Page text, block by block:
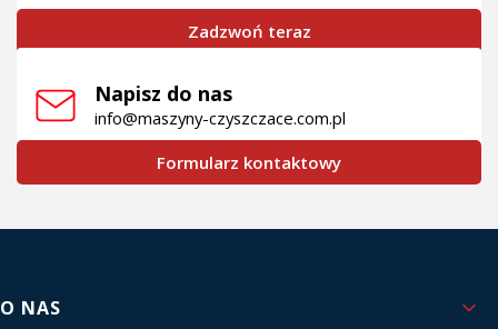
Zadzwoń teraz
Napisz do nas
info@maszyny-czyszczace.com.pl
Formularz kontaktowy
Linki w stopce
O NAS